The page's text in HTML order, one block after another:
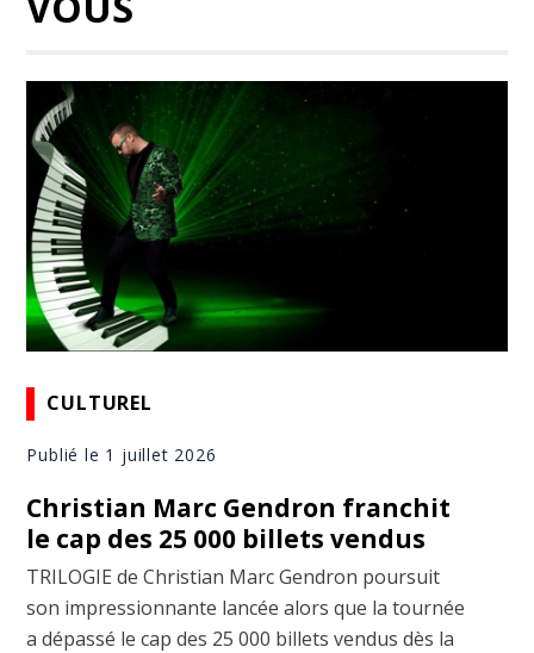
CULTUREL
Publié le 1 juillet 2026
Christian Marc Gendron franchit
le cap des 25 000 billets vendus
TRILOGIE de Christian Marc Gendron poursuit
son impressionnante lancée alors que la tournée
a dépassé le cap des 25 000 billets vendus dès la